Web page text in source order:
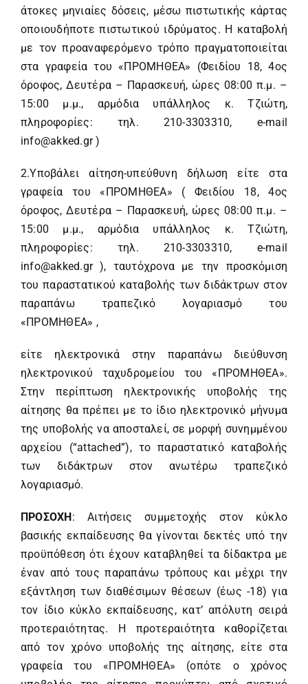
άτοκες μηνιαίες δόσεις, μέσω πιστωτικής κάρτας
οποιουδήποτε πιστωτικού ιδρύματος. Η καταβολή
με τον προαναφερόμενο τρόπο πραγματοποιείται
στα γραφεία του «ΠΡΟΜΗΘΕΑ» (Φειδίου 18, 4ος
όροφος, Δευτέρα – Παρασκευή, ώρες 08:00 π.μ. –
15:00 μ.μ., αρμόδια υπάλληλος κ. Τζιώτη,
πληροφορίες: τηλ. 210-3303310, e-mail
info@akked.gr )
2.Υποβάλει αίτηση-υπεύθυνη δήλωση είτε στα
γραφεία του «ΠΡΟΜΗΘΕΑ» ( Φειδίου 18, 4ος
όροφος, Δευτέρα – Παρασκευή, ώρες 08:00 π.μ. –
15:00 μ.μ., αρμόδια υπάλληλος κ. Τζιώτη,
πληροφορίες: τηλ. 210-3303310, e-mail
info@akked.gr ), ταυτόχρονα με την προσκόμιση
του παραστατικού καταβολής των διδάκτρων στον
παραπάνω τραπεζικό λογαριασμό του
«ΠΡΟΜΗΘΕΑ» ,
είτε ηλεκτρονικά στην παραπάνω διεύθυνση
ηλεκτρονικού ταχυδρομείου του «ΠΡΟΜΗΘΕΑ».
Στην περίπτωση ηλεκτρονικής υποβολής της
αίτησης θα πρέπει με το ίδιο ηλεκτρονικό μήνυμα
της υποβολής να αποσταλεί, σε μορφή συνημμένου
αρχείου (“attached”), το παραστατικό καταβολής
των διδάκτρων στον ανωτέρω τραπεζικό
λογαριασμό.
ΠΡΟΣΟΧΗ : Αιτήσεις συμμετοχής στον κύκλο
βασικής εκπαίδευσης θα γίνονται δεκτές υπό την
προϋπόθεση ότι έχουν καταβληθεί τα δίδακτρα με
έναν από τους παραπάνω τρόπους και μέχρι την
εξάντληση των διαθέσιμων θέσεων (έως -18) για
τον ίδιο κύκλο εκπαίδευσης, κατ’ απόλυτη σειρά
προτεραιότητας. Η προτεραιότητα καθορίζεται
από τον χρόνο υποβολής της αίτησης, είτε στα
γραφεία του «ΠΡΟΜΗΘΕΑ» (οπότε ο χρόνος